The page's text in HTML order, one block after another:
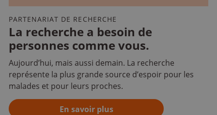
La recherche a besoin de
personnes comme vous.
PARTENARIAT DE RECHERCHE
Aujourd’hui, mais aussi demain. La recherche
représente la plus grande source d’espoir pour les
malades et pour leurs proches.
En savoir plus